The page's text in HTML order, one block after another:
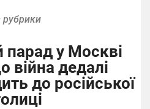
рубрики
у Москві
війна дедалі
до російської